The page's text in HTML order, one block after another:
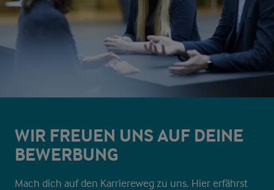
WIR FREUEN UNS AUF DEINE
BEWERBUNG
Mach dich auf den Karriereweg zu uns. Hier erfährst